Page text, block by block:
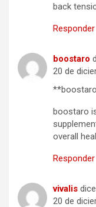
back
Responder
boostaro
20 de
boostaro
overall
Responder
vivalis
20 de